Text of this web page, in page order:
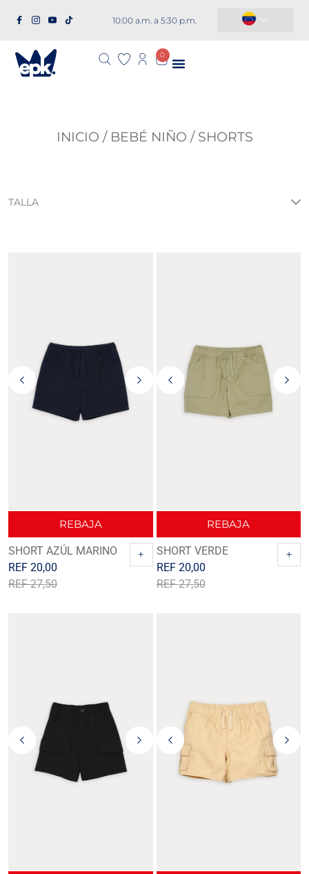
10:00 a.m. a 5:30 p.m.
0
INICIO / BEBÉ NIÑO / SHORTS
TALLA
REBAJA
SHORT AZÚL MARINO
REF27,50
REF 20,00
+
REBAJA
SHORT VERDE
REF27,50
REF 20,00
+